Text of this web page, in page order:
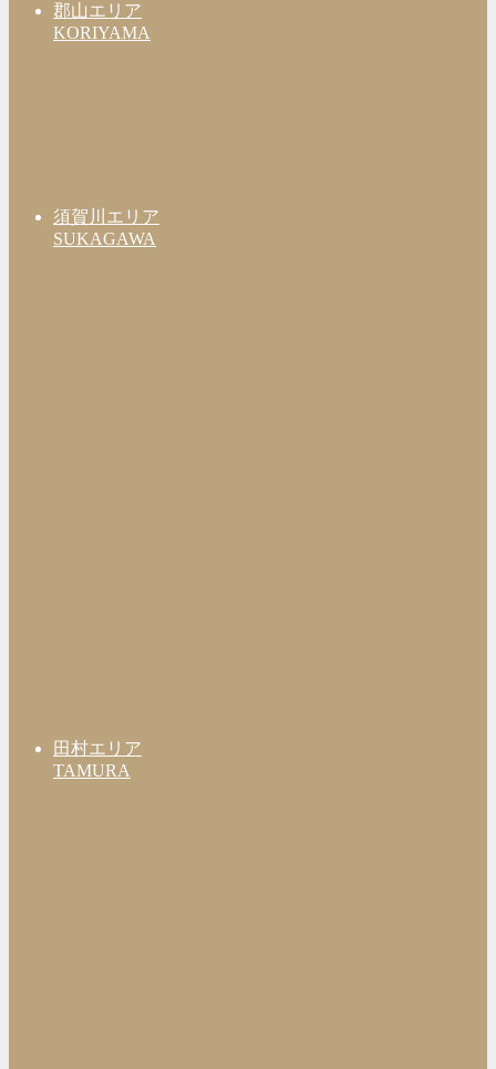
郡山エリア
KORIYAMA
須賀川エリア
SUKAGAWA
田村エリア
TAMURA